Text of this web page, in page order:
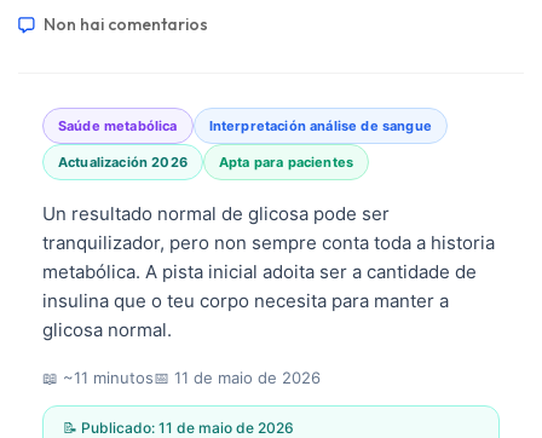
Non hai comentarios
Saúde metabólica Interpretación análise de sangue
Actualización 2026 Apta para pacientes
Un resultado normal de glicosa pode ser
tranquilizador, pero non sempre conta toda a historia
metabólica. A pista inicial adoita ser a cantidade de
insulina que o teu corpo necesita para manter a
glicosa normal.
📖 ~11 minutos📅 11 de maio de 2026
📝 Publicado: 11 de maio de 2026